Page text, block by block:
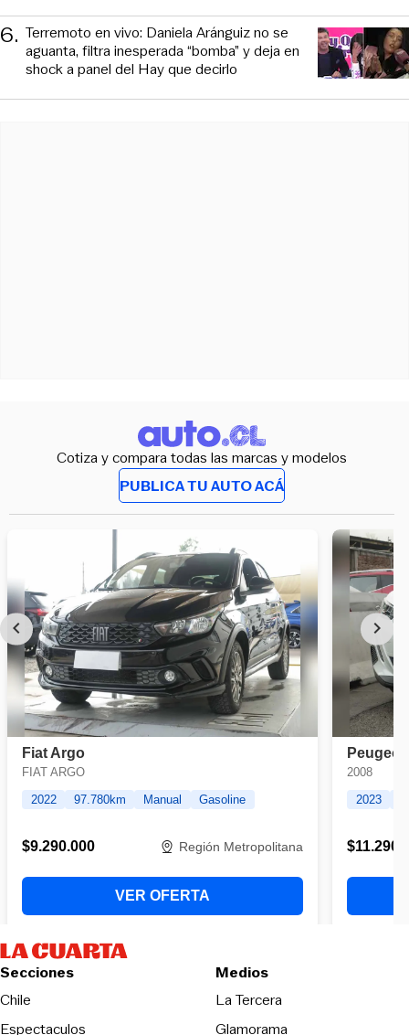
6. Terremoto en vivo: Daniela Aránguiz no se
aguanta, filtra inesperada “bomba” y deja en
shock a panel del Hay que decirlo
Cotiza y compara todas las marcas y modelos
PUBLICA TU AUTO ACÁ
Secciones
Chile
Espectaculos
Medios
La TerceraOpens in new
Glamorama